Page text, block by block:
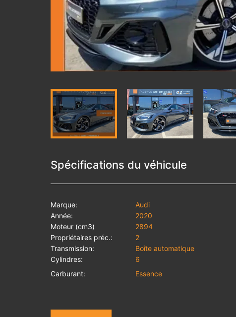
Spécifications du véhicule
Marque: Audi
Année:
2020
Moteur (cm3)
2894
Propriétaires préc.:
2
Transmission:
Boîte automatique
Cylindres:
6
Carburant:
Essence